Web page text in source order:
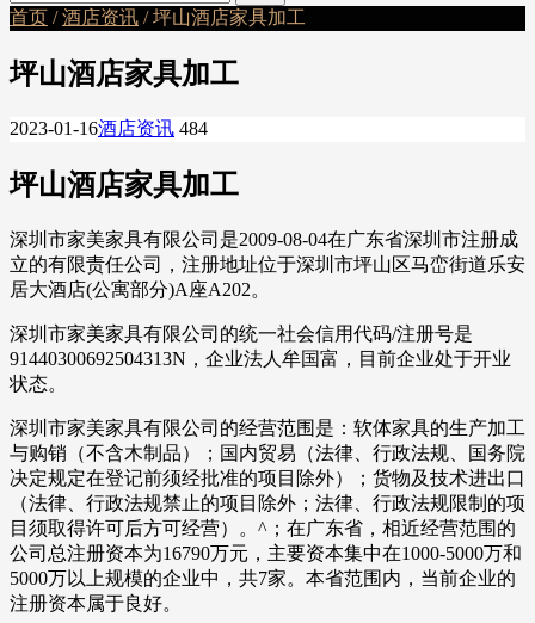
首页 /酒店资讯 / 坪山酒店家具加工
坪山酒店家具加工
2023-01-16酒店资讯 484
坪山酒店家具加工
深圳市家美家具有限公司是2009-08-04在广东省深圳市注册成
立的有限责任公司，注册地址位于深圳市坪山区马峦街道乐安
居大酒店(公寓部分)A座A202。
深圳市家美家具有限公司的统一社会信用代码/注册号是
91440300692504313N，企业法人牟国富，目前企业处于开业
状态。
深圳市家美家具有限公司的经营范围是：软体家具的生产加工
与购销（不含木制品）；国内贸易（法律、行政法规、国务院
决定规定在登记前须经批准的项目除外）；货物及技术进出口
（法律、行政法规禁止的项目除外；法律、行政法规限制的项
目须取得许可后方可经营）。^；在广东省，相近经营范围的
公司总注册资本为16790万元，主要资本集中在1000-5000万和
5000万以上规模的企业中，共7家。本省范围内，当前企业的
注册资本属于良好。